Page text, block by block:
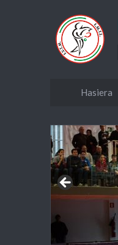
Hasiera